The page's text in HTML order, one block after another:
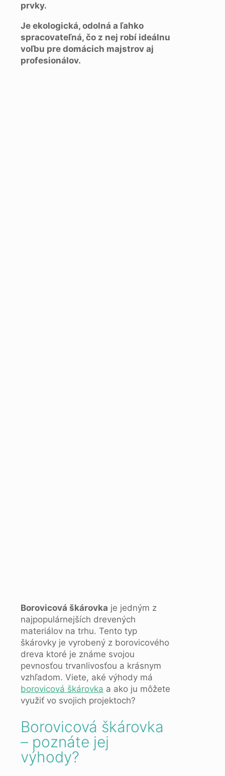
prvky.
Je ekologická, odolná a ľahko
spracovateľná, čo z nej robí ideálnu
voľbu pre domácich majstrov aj
profesionálov.
Borovicová škárovka je jedným z
najpopulárnejších drevených
materiálov na trhu. Tento typ
škárovky je vyrobený z borovicového
dreva ktoré je známe svojou
pevnosťou trvanlivosťou a krásnym
vzhľadom. Viete, aké výhody má
borovicová škárovka a ako ju môžete
využiť vo svojich projektoch?
Borovicová škárovka
– poznáte jej
výhody?